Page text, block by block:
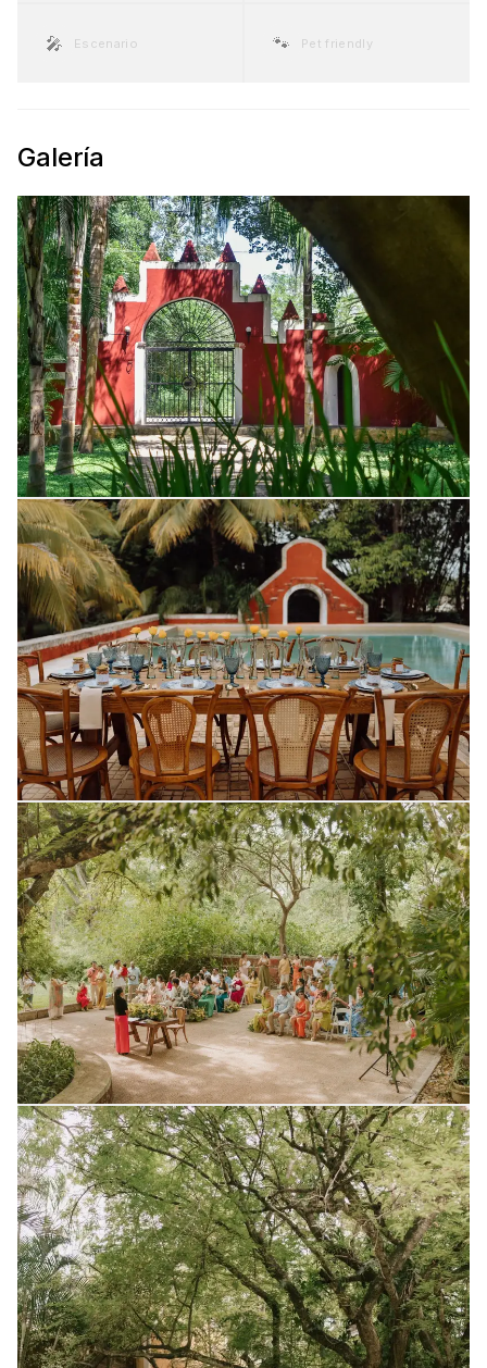
🎤 Escenario 🐾 Pet friendly
Galería